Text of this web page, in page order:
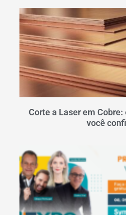
Corte a Laser em
você